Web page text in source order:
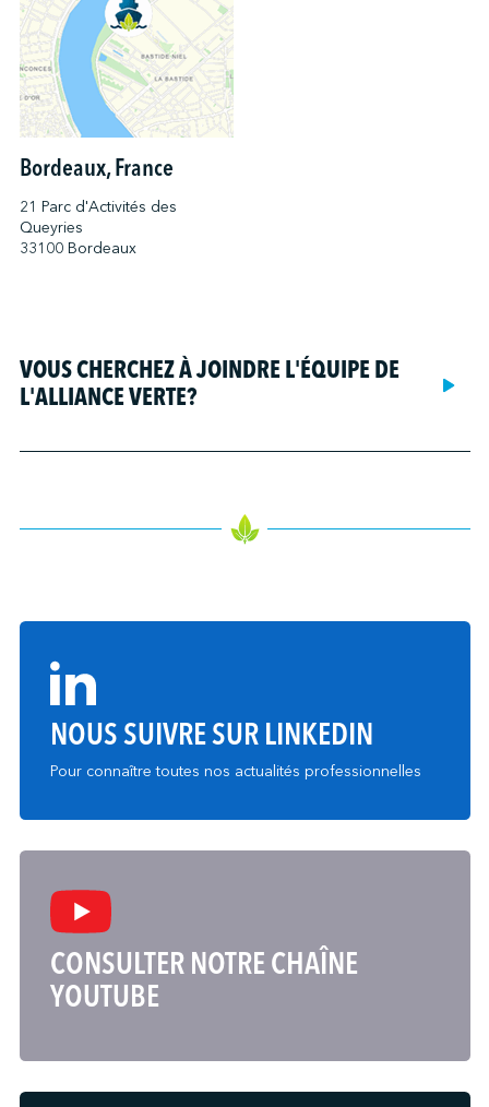
Bordeaux, France
21 Parc d'Activités des
Queyries
33100 Bordeaux
VOUS CHERCHEZ À JOINDRE L'ÉQUIPE DE
L'ALLIANCE VERTE?
NOUS SUIVRE SUR LINKEDIN
Pour connaître toutes nos actualités professionnelles
CONSULTER NOTRE CHAÎNE
YOUTUBE